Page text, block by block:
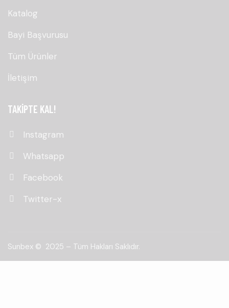
Katalog
Bayi Başvurusu
Tüm Ürünler
İletişim
TAKİPTE KAL!
Instagram
Whatsapp
Facebook
Twitter-x
Sunbex © 2025 – Tüm Hakları Saklıdır.